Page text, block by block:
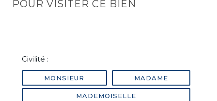
POUR VISITER CE BIEN
Civilité :
MONSIEUR MADAME
MADEMOISELLE